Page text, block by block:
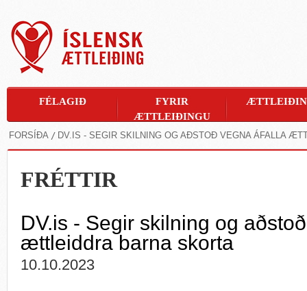
FORSÍÐA DV.IS - SEGIR SKILNING OG AÐSTOÐ VEGNA ÁFALLA
FRÉTTIR
DV.is - Segir skilning og
ættleiddra barna skorta
10.10.2023
FÉLAGIÐ
FYRIR
ÆTTLEIÐINGU